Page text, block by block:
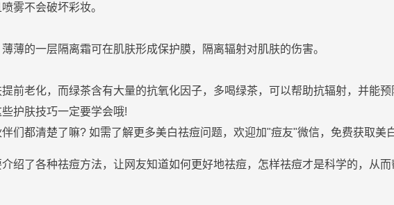
雾不会破坏彩妆。
薄薄的一层隔离霜可在肌肤形成保护膜，隔离辐射对肌肤的伤害。
提前老化，而绿茶含有大量的抗氧化因子，多喝绿茶，可以帮助抗辐射，并能预
些护肤技巧一定要学会哦!
们都清楚了嘛? 如需了解更多美白祛痘问题，欢迎加"痘友"微信，免费获取美
绍了各种祛痘方法，让网友知道如何更好地祛痘，怎样祛痘才是科学的，从